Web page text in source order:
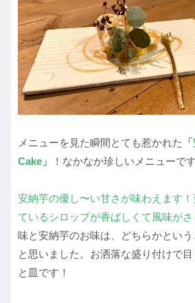
メニューを見た瞬間とても惹かれた
Cake」
！なかなか珍しいメニューで
安納芋の優し〜い甘さが味わえます
ているシロップが香ばしくて風味が
味と安納芋のお味は、どちらかとい
と思いました。お洒落な盛り付けで
と皿です！